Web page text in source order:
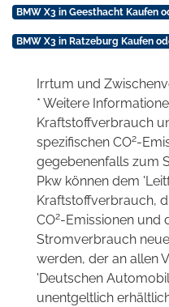
BMW X3 in Geesthacht Kaufen
BMW X3 in Ratzeburg Kaufen
Irrtum und
* Weitere
Kraftstoffverbrauch
spezifischen CO2-
gegebenenfalls zum
Pkw können dem
Kraftstoffverbrauch,
CO2-Emissionen und
Stromverbrauch
werden, der an allen
'Deutschen
unentgeltlich